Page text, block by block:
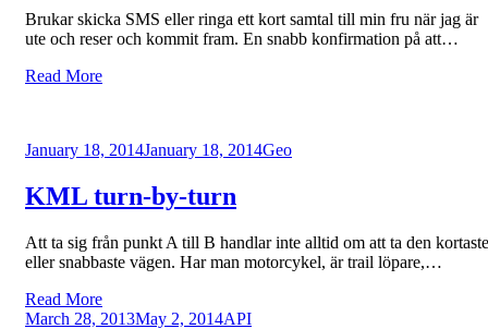
Brukar skicka SMS eller ringa ett kort samtal till min fru när jag är
ute och reser och kommit fram. En snabb konfirmation på att…
Read More
Posted
January 18, 2014January 18, 2014Geo
KML turn-by-turn
Att ta sig från punkt A till B handlar inte alltid om att ta den kortaste
eller snabbaste vägen. Har man motorcykel, är trail löpare,…
Read More
Posted
March 28, 2013May 2, 2014API